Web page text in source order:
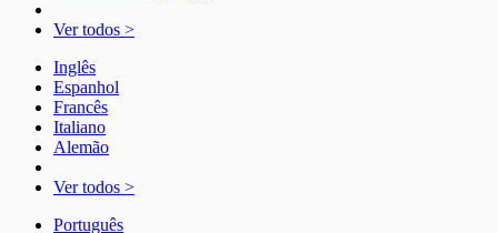
Ver todos >
Inglês
Espanhol
Francês
Italiano
Alemão
Ver todos >
Português